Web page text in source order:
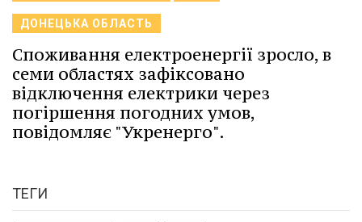
ДОНЕЦЬКА ОБЛАСТЬ
Споживання електроенергії зросло, в
семи областях зафіксовано
відключення електрики через
погіршення погодних умов,
повідомляє "Укренерго".
ТЕГИ